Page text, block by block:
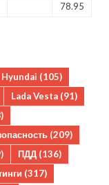
78.95
Hyundai (105)
Lada Vesta (91)
(209)
ПДД (136)
(317)